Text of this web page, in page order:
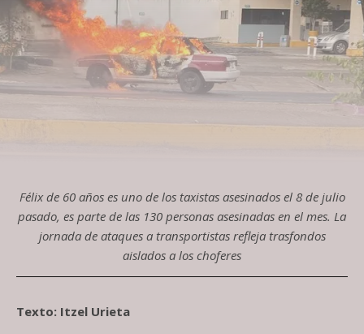
Félix de 60 años es uno de los taxistas asesinados el 8 de julio
pasado, es parte de las 130 personas asesinadas en el mes. La
jornada de ataques a transportistas refleja trasfondos
aislados a los choferes
Texto: Itzel Urieta